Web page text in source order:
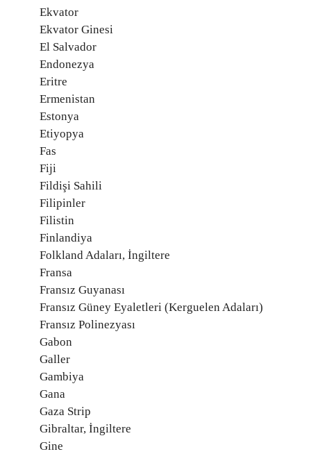
Ekvator
Ekvator Ginesi
El Salvador
Endonezya
Eritre
Ermenistan
Estonya
Etiyopya
Fas
Fiji
Fildişi Sahili
Filipinler
Filistin
Finlandiya
Folkland Adaları, İngiltere
Fransa
Fransız Guyanası
Fransız Güney Eyaletleri (Kerguelen Adaları)
Fransız Polinezyası
Gabon
Galler
Gambiya
Gana
Gaza Strip
Gibraltar, İngiltere
Gine